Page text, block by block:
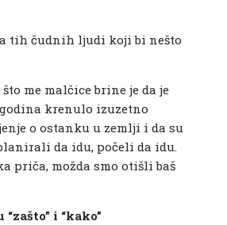
tih čudnih ljudi koji bi nešto
što me malčice brine je da je
krenulo izuzetno
o ostanku u zemlji i da su
da idu, počeli da idu.
priča, možda smo otišli baš
i “kako”